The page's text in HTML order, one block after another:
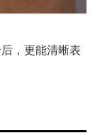
，更能清晰表